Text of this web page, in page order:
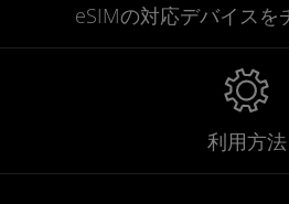
eSIMの対応デバイスを
利用方法